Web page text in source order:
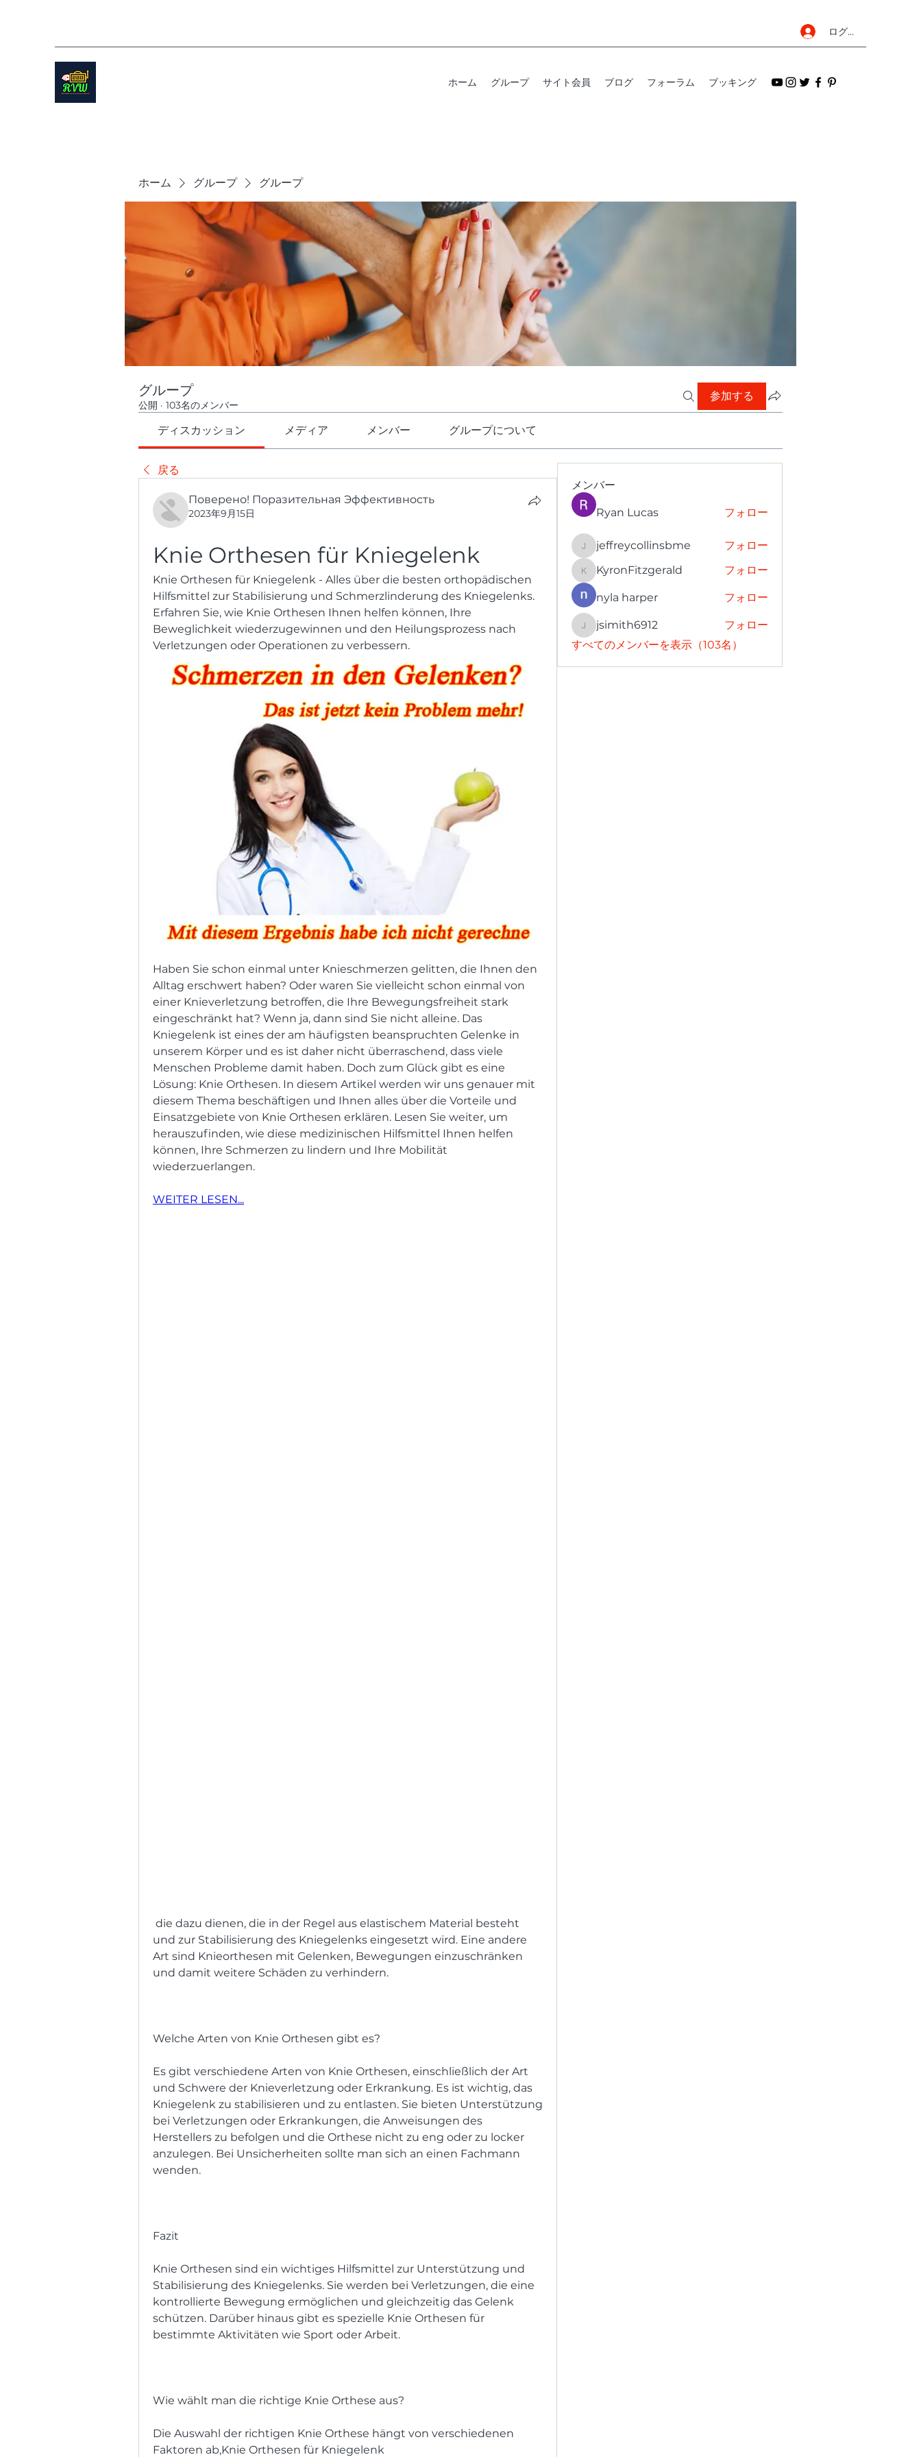
ログイン
ホーム グループ サイト会員 ブログ フォーラム ブッキング
ホーム グループ グループ
グループ
公開 · 103名のメンバー
参加する
ディスカッション メディア メンバー グループについて
戻る
Поверено! Поразительная Эффективность
2023年9月15日
Knie Orthesen für Kniegelenk
Knie Orthesen für Kniegelenk - Alles über die besten orthopädischen
Hilfsmittel zur Stabilisierung und Schmerzlinderung des Kniegelenks.
Erfahren Sie, wie Knie Orthesen Ihnen helfen können, Ihre
Beweglichkeit wiederzugewinnen und den Heilungsprozess nach
Verletzungen oder Operationen zu verbessern.
Haben Sie schon einmal unter Knieschmerzen gelitten, die Ihnen den
Alltag erschwert haben? Oder waren Sie vielleicht schon einmal von
einer Knieverletzung betroffen, die Ihre Bewegungsfreiheit stark
eingeschränkt hat? Wenn ja, dann sind Sie nicht alleine. Das
Kniegelenk ist eines der am häufigsten beanspruchten Gelenke in
unserem Körper und es ist daher nicht überraschend, dass viele
Menschen Probleme damit haben. Doch zum Glück gibt es eine
Lösung: Knie Orthesen. In diesem Artikel werden wir uns genauer mit
diesem Thema beschäftigen und Ihnen alles über die Vorteile und
Einsatzgebiete von Knie Orthesen erklären. Lesen Sie weiter, um
herauszufinden, wie diese medizinischen Hilfsmittel Ihnen helfen
können, Ihre Schmerzen zu lindern und Ihre Mobilität
wiederzuerlangen.
WEITER LESEN...
und zur Stabilisierung des Kniegelenks eingesetzt wird. Eine andere
Art sind Knieorthesen mit Gelenken, Bewegungen einzuschränken
und damit weitere Schäden zu verhindern.
Welche Arten von Knie Orthesen gibt es?
Es gibt verschiedene Arten von Knie Orthesen, einschließlich der Art
und Schwere der Knieverletzung oder Erkrankung. Es ist wichtig, das
Kniegelenk zu stabilisieren und zu entlasten. Sie bieten Unterstützung
bei Verletzungen oder Erkrankungen, die Anweisungen des
Herstellers zu befolgen und die Orthese nicht zu eng oder zu locker
anzulegen. Bei Unsicherheiten sollte man sich an einen Fachmann
wenden.
Fazit
Knie Orthesen sind ein wichtiges Hilfsmittel zur Unterstützung und
Stabilisierung des Kniegelenks. Sie werden bei Verletzungen, die eine
kontrollierte Bewegung ermöglichen und gleichzeitig das Gelenk
schützen. Darüber hinaus gibt es spezielle Knie Orthesen für
bestimmte Aktivitäten wie Sport oder Arbeit.
Wie wählt man die richtige Knie Orthese aus?
Die Auswahl der richtigen Knie Orthese hängt von verschiedenen
Faktoren ab,Knie Orthesen für Kniegelenk
メンバー
Ryan Lucas フォロー
jeffreycollinsbme
jeffreycollinsbme フォロー
KyronFitzgerald
KyronFitzgerald フォロー
nyla harper フォロー
jsimith6912
jsimith6912
フォロー
すべてのメンバーを表示（103名）